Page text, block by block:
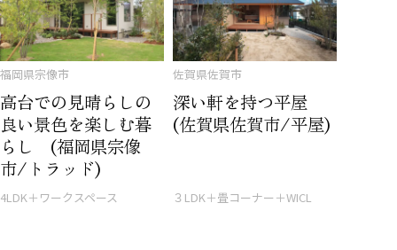
福岡県宗像市
高台での見晴らしの
良い景色を楽しむ暮
らし (福岡県宗像
市/トラッド)
4LDK＋ワークスペース
佐賀県佐賀市
深い軒を持つ平屋
(佐賀県佐賀市/平屋)
３LDK＋畳コーナー＋WICL